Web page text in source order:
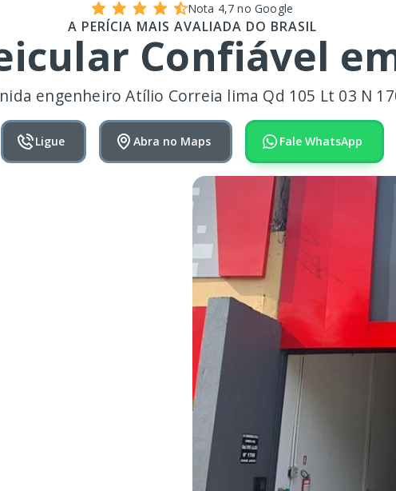
Nota 4,7 no Google
A PERÍCIA MAIS AVALIADA DO BRASIL
Confiável
engenheiro Atílio Correia lima Qd 105 Lt 03 N
Ligue Abra no Maps Fale WhatsApp